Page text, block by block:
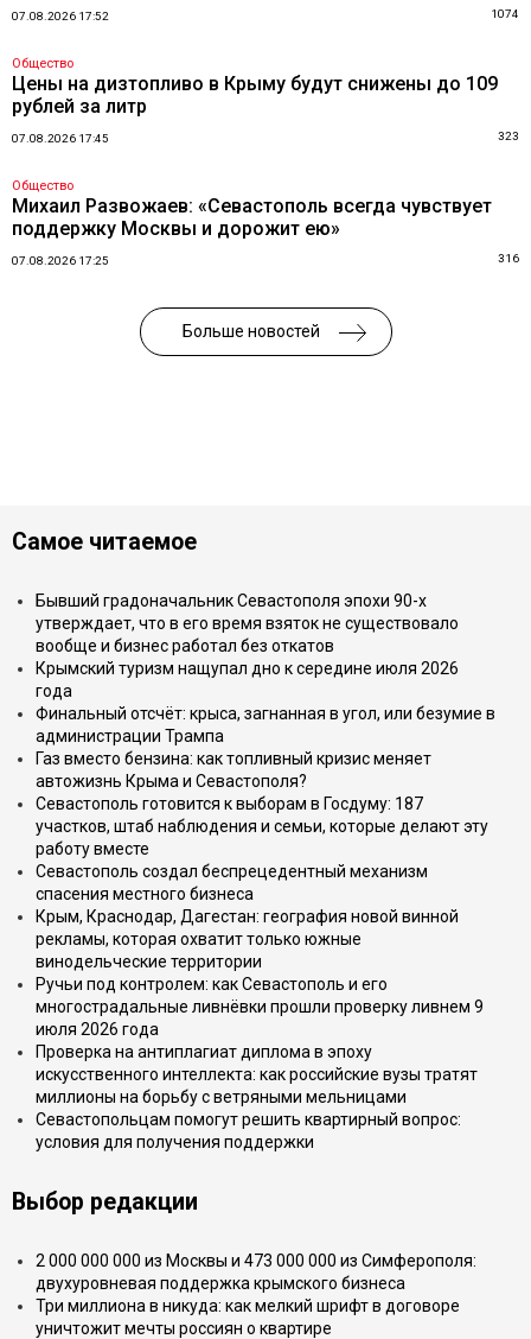
07.08.2026 17:52 1074
Общество
Цены на дизтопливо в Крыму будут снижены до 109
рублей за литр
07.08.2026 17:45 323
Общество
Михаил Развожаев: «Севастополь всегда чувствует
поддержку Москвы и дорожит ею»
07.08.2026 17:25 316
Больше новостей
Самое читаемое
Бывший градоначальник Севастополя эпохи 90-х
утверждает, что в его время взяток не существовало
вообще и бизнес работал без откатов
Крымский туризм нащупал дно к середине июля 2026
года
Финальный отсчёт: крыса, загнанная в угол, или безумие в
администрации Трампа
Газ вместо бензина: как топливный кризис меняет
автожизнь Крыма и Севастополя?
Севастополь готовится к выборам в Госдуму: 187
участков, штаб наблюдения и семьи, которые делают эту
работу вместе
Севастополь создал беспрецедентный механизм
спасения местного бизнеса
Крым, Краснодар, Дагестан: география новой винной
рекламы, которая охватит только южные
винодельческие территории
Ручьи под контролем: как Севастополь и его
многострадальные ливнёвки прошли проверку ливнем 9
июля 2026 года
Проверка на антиплагиат диплома в эпоху
искусственного интеллекта: как российские вузы тратят
миллионы на борьбу с ветряными мельницами
Севастопольцам помогут решить квартирный вопрос:
условия для получения поддержки
Выбор редакции
2 000 000 000 из Москвы и 473 000 000 из Симферополя:
двухуровневая поддержка крымского бизнеса
Три миллиона в никуда: как мелкий шрифт в договоре
уничтожит мечты россиян о квартире